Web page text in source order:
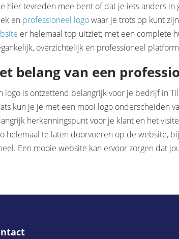
hier tevreden mee bent of dat je iets anders in
en professioneel logowaar je trots op kunt
er helemaal top uitziet; met een complete
overzichtelijk en professioneel
belang van een
logo is ontzettend belangrijk voor je bedrijf in
kun je je met een mooi logo onderscheiden
herkenningspunt voor je klant en het
helemaal te laten doorvoeren op de website,
Een mooie website kan ervoor zorgen dat